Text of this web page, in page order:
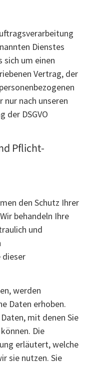
Dienstes
sich um einen
Vertrag, der
nur nach unseren
der DSGVO
Pflicht­
den Schutz Ihrer
behandeln Ihre
und
dieser
werden
Daten erhoben.
mit denen Sie
Die
erläutert, welche
sie nutzen. Sie